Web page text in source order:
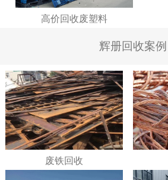
高价回收废塑料
辉册回收案例
废铁回收